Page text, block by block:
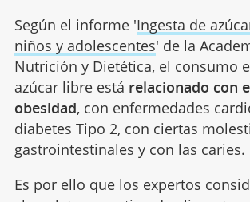
Según el informe 'Ingesta de
niños y adolescentes' de la
Nutrición y Dietética, el consumo
azúcar libre está relacionado con
obesidad, con enfermedades
diabetes Tipo 2, con ciertas
gastrointestinales y con las caries.
Es por ello que los expertos